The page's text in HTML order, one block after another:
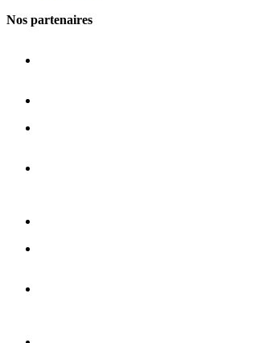
Nos partenaires